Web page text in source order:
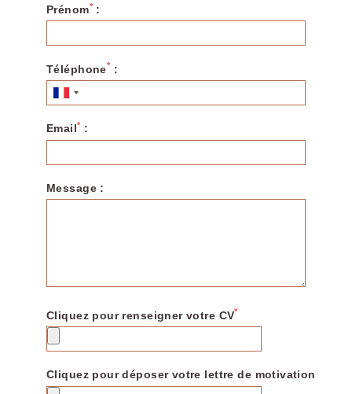
Prénom*:
Téléphone* :
Email* :
Message :
Cliquez pour renseigner votre CV*
Cliquez pour déposer votre lettre de motivation
LES SERVICES
OKKO Hotels Grenoble Centre
OKKO Hotels Lyon Centre
OKKO Hotels Nantes Centre Ville
OKKO Hotels Strasbourg Centre
Nos restaurants
Nice
Paris - Gare de l'Est